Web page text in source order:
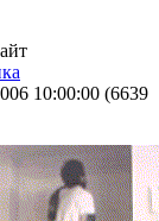
10:00:00 (6639